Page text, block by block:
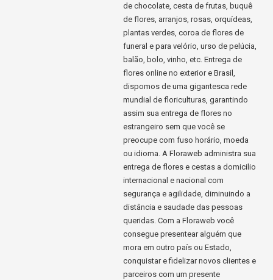
de chocolate, cesta de frutas, buquê
de flores, arranjos, rosas, orquídeas,
plantas verdes, coroa de flores de
funeral e para velório, urso de pelúcia,
balão, bolo, vinho, etc. Entrega de
flores online no exterior e Brasil,
dispomos de uma gigantesca rede
mundial de floriculturas, garantindo
assim sua entrega de flores no
estrangeiro sem que você se
preocupe com fuso horário, moeda
ou idioma. A Floraweb administra sua
entrega de flores e cestas a domicilio
internacional e nacional com
segurança e agilidade, diminuindo a
distância e saudade das pessoas
queridas. Com a Floraweb você
consegue presentear alguém que
mora em outro país ou Estado,
conquistar e fidelizar novos clientes e
parceiros com um presente